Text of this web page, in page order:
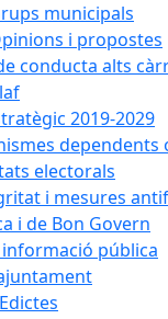
municipals
i propostes
conducta alts
2019-2029
dependents
electorals
i mesures
i de Bon Govern
informació pública